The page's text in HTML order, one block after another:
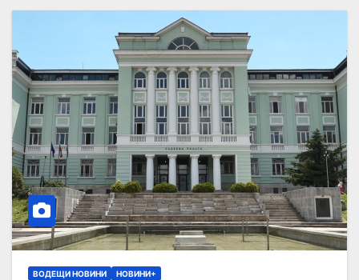
ВОДЕЩИ НОВИНИ НОВИНИ+